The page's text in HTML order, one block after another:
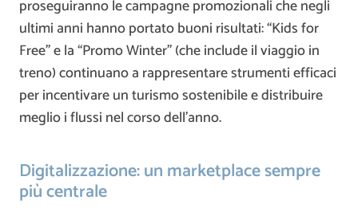
proseguiranno le campagne promozionali che negli
ultimi anni hanno portato buoni risultati: “Kids for
Free” e la “Promo Winter” (che include il viaggio in
treno) continuano a rappresentare strumenti efficaci
per incentivare un turismo sostenibile e distribuire
meglio i flussi nel corso dell’anno.
Digitalizzazione: un marketplace sempre
più centrale